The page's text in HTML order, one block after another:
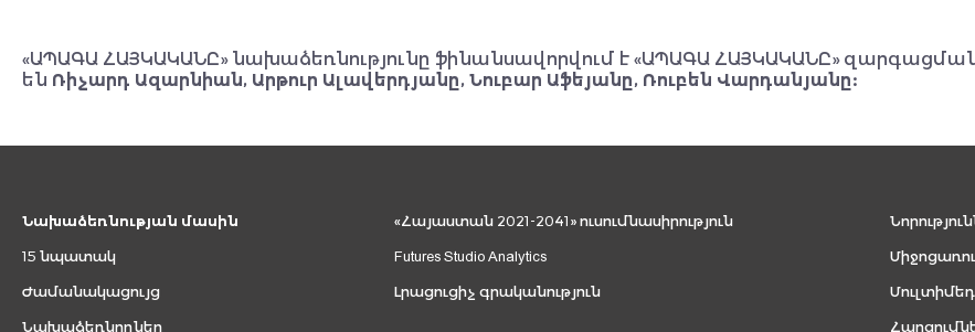
«ԱՊԱԳԱ ՀԱՅԿԱԿԱՆԸ» նախաձեռնությունը ֆինանսավորվում է «ԱՊԱԳԱ ՀԱՅԿԱԿԱՆԸ»
են Ռիչարդ Ազարնիան, Արթուր Ալավերդյանը, Նուբար Աֆեյանը, Ռուբեն Վարդանյանը:
Նախաձեռնության մասին
15 նպատակ
Ժամանակացույց
Նախաձեռնողներ
«Հայաստան 2021-2041» ուսումնասիրություն
Futures Studio Analytics
Լրացուցիչ գրականություն